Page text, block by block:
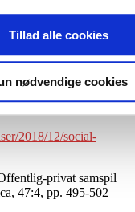
Tillad alle cookies
nødvendige cookies
det offentlige-
falder-det-
er vedtaget i
2018/12/social-
privat samspil
47:4, pp. 495-502